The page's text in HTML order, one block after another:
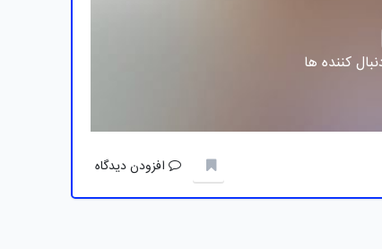
کننده ها
افزودن دیدگاه